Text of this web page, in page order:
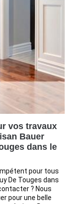
vos travaux
Bauer
dans le
pour tous
De Touges dans
? Nous
pour une belle